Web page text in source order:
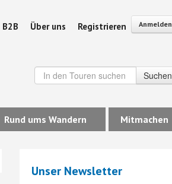
Anmelden
B2B Über uns Registrieren
Suchen
Rund ums Wandern Mitmachen
Unser Newsletter